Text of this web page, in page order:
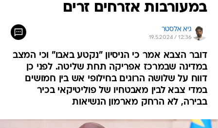
במעורבות אזרחים זרים
גיא אלסטר
19.5.2024 / 12:36
דובר הצבא אמר כי הניסיון "נקטע באבו" וכי המצב
במדינה שבמרכז אפריקה תחת שליטה. לפני כן
דווח על שלושה הרוגים בחילופי אש בין חמושים
במדי צבא לבין מאבטחיו של פוליטיקאי בכיר
בבירה, לא הרחק מארמון הנשיאות